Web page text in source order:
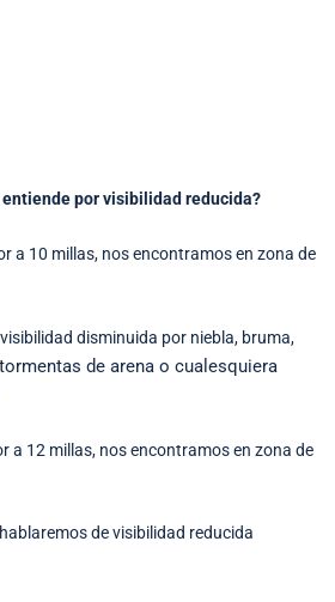
entiende por visibilidad reducida?
a 10 millas, nos encontramos en zona de
disminuida por niebla, bruma,
tormentas de arena o cualesquiera
a 12 millas, nos encontramos en zona de
de visibilidad reducida